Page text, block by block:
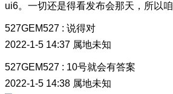
ui6。一切还是得看发布会那天，所以
527GEM527 : 说得对
2022-1-5 14:37 属地未知
527GEM527 : 10号就会有答案
2022-1-5 14:38 属地未知